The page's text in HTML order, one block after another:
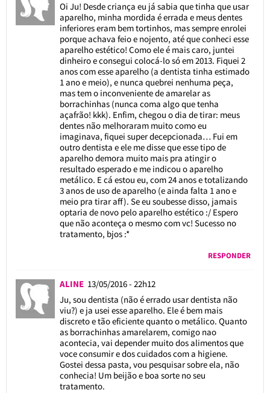
Oi Ju! Desde criança eu já sabia que tinha que usar
aparelho, minha mordida é errada e meus dentes
inferiores eram bem tortinhos, mas sempre enrolei
porque achava feio e nojento, até que conheci esse
aparelho estético! Como ele é mais caro, juntei
dinheiro e consegui colocá-lo só em 2013. Fiquei 2
anos com esse aparelho (a dentista tinha estimado
1 ano e meio), e nunca quebrei nenhuma peça,
mas tem o inconveniente de amarelar as
borrachinhas (nunca coma algo que tenha
açafrão! kkk). Enfim, chegou o dia de tirar: meus
dentes não melhoraram muito como eu
imaginava, fiquei super decepcionada… Fui em
outro dentista e ele me disse que esse tipo de
aparelho demora muito mais pra atingir o
resultado esperado e me indicou o aparelho
metálico. E cá estou eu, com 24 anos e totalizando
3 anos de uso de aparelho (e ainda falta 1 ano e
meio pra tirar aff). Se eu soubesse disso, jamais
optaria de novo pelo aparelho estético :/ Espero
que não aconteça o mesmo com vc! Sucesso no
tratamento, bjos :*
RESPONDER
ALINE 13/05/2016 - 22h12
Ju, sou dentista (não é errado usar dentista não
viu?) e ja usei esse aparelho. Ele é bem mais
discreto e tão eficiente quanto o metálico. Quanto
as borrachinhas amarelarem, comigo nao
acontecia, vai depender muito dos alimentos que
voce consumir e dos cuidados com a higiene.
Gostei dessa pasta, vou pesquisar sobre ela, não
conhecia! Um beijão e boa sorte no seu
tratamento.